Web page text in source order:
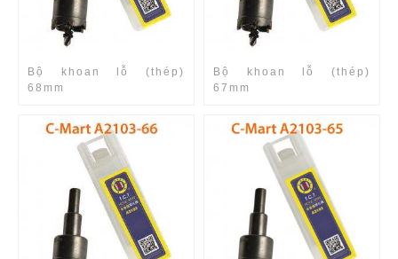
Bộ khoan lỗ (thép)
68mm
Bộ khoan lỗ (thép)
67mm